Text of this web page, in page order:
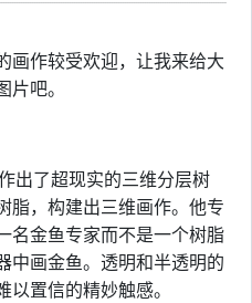
画作较受欢迎，让我来给大
吧。
出了超现实的三维分层树
脂，构建出三维画作。他专
名金鱼专家而不是一个树脂
中画金鱼。透明和半透明的
置信的精妙触感。